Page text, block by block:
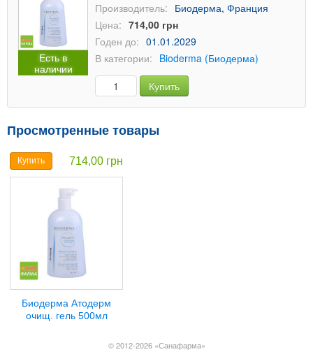
Есть в
наличии
Производитель: Биодерма, Франция
Цена: 714,00 грн
Годен до: 01.01.2029
В категории: Bioderma (Биодерма)
Купить
Просмотренные товары
Купить 714,00 грн
Биодерма Атодерм
очищ. гель 500мл
© 2012-2026 «Санафарма»